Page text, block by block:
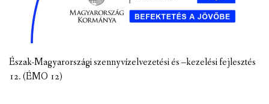
Észak-Magyarországi szennyvízelvezetési és –kezelési fejlesztés
12. (ÉMO 12)